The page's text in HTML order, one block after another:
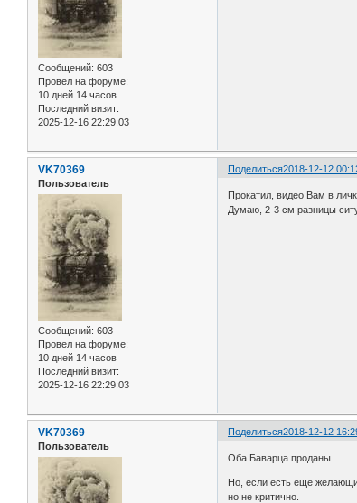
Сообщений: 603
Провел на форуме:
10 дней 14 часов
Последний визит:
2025-12-16 22:29:03
Поделиться2018-12-12
VK70369
Пользователь
Сообщений: 603
Провел на форуме:
10 дней 14 часов
Последний визит:
2025-12-16 22:29:03
Прокатил, видео Вам в
Думаю, 2-3 см разницы
Поделиться2018-12-12
VK70369
Пользователь
Оба Баварца проданы.
Но, если есть еще
но не критично.